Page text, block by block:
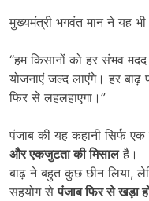
मुख्यमंत्री भगवंत मान ने यह
“हम किसानों को हर संभव
योजनाएं जल्द लाएंगे। हर
फिर से लहलहाएगा।”
पंजाब की यह कहानी सिर्फ
और एकजुटता की मिसालहै।
बाढ़ ने बहुत कुछ छीन लिया,
सहयोग सेपंजाब फिर से खड़ा